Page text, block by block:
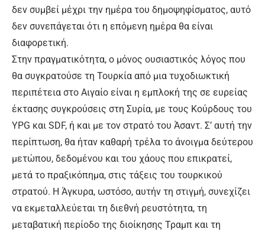
δεν συμβεί μέχρι την ημέρα του δημοψηφίσματος, αυτό
δεν συνεπάγεται ότι η επόμενη ημέρα θα είναι
διαφορετική.
Στην πραγματικότητα, ο μόνος ουσιαστικός λόγος που
θα συγκρατούσε τη Τουρκία από μια τυχοδιωκτική
περιπέτεια στο Αιγαίο είναι η εμπλοκή της σε ευρείας
έκτασης συγκρούσεις στη Συρία, με τους Κούρδους του
YPG και SDF, ή και με τον στρατό του Άσαντ. Σ’ αυτή την
περίπτωση, θα ήταν καθαρή τρέλα το άνοιγμα δεύτερου
μετώπου, δεδομένου και του χάους που επικρατεί,
μετά το πραξικόπημα, στις τάξεις του τουρκικού
στρατού. Η Άγκυρα, ωστόσο, αυτήν τη στιγμή, συνεχίζει
να εκμεταλλεύεται τη διεθνή ρευστότητα, τη
μεταβατική περίοδο της διοίκησης Τραμπ και τη